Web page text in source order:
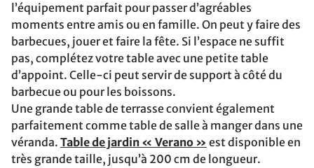
l’équipement parfait pour passer d’agréables
moments entre amis ou en famille. On peut y faire des
barbecues, jouer et faire la fête. Si l’espace ne suffit
pas, complétez votre table avec une petite table
d’appoint. Celle-ci peut servir de support à côté du
barbecue ou pour les boissons.
Une grande table de terrasse convient également
parfaitement comme table de salle à manger dans une
véranda. Table de jardin « Verano » est disponible en
très grande taille, jusqu’à 200 cm de longueur.